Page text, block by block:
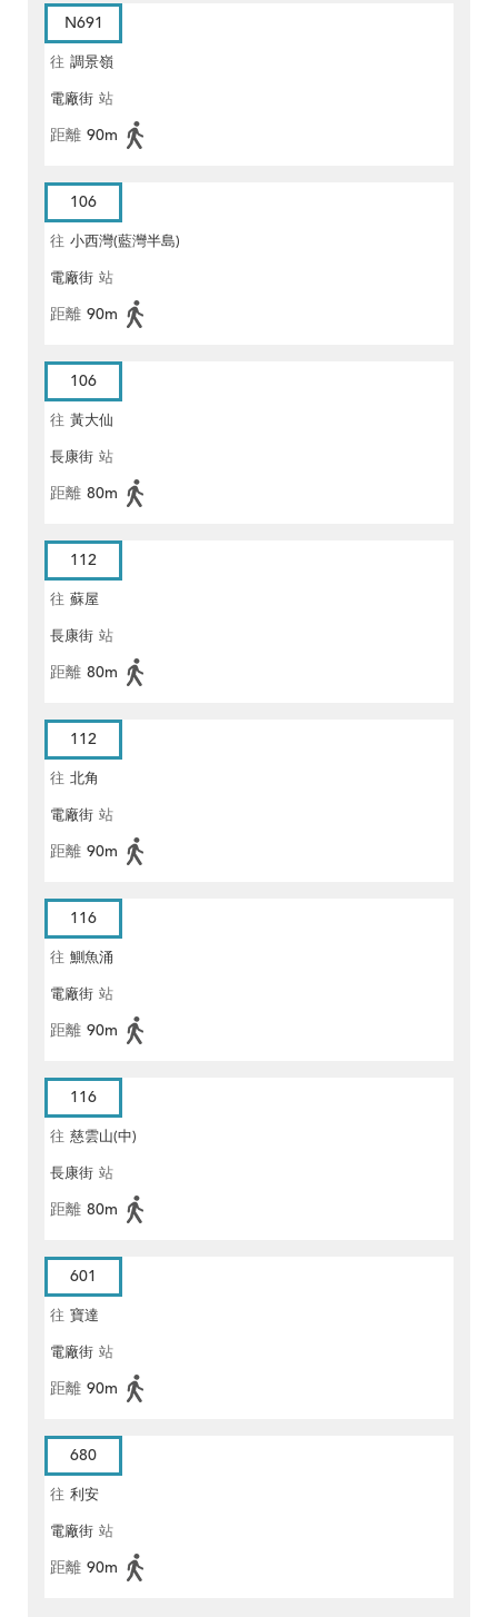
N691
往 調景嶺
電廠街 站
距離 90m
106
往 小西灣(藍灣半島)
電廠街 站
距離 90m
106
往 黃大仙
長康街 站
距離 80m
112
往 蘇屋
長康街 站
距離 80m
112
往 北角
電廠街 站
距離 90m
116
往 鰂魚涌
電廠街 站
距離 90m
116
往 慈雲山(中)
長康街 站
距離 80m
601
往 寶達
電廠街 站
距離 90m
680
往 利安
電廠街 站
距離 90m